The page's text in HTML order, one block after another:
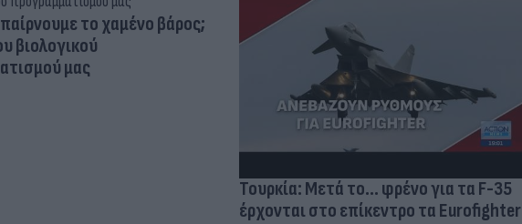
το χαμένο βάρος;
βιολογικού
μας
Τουρκία: Μετά το... φρένο για τα F-35
έρχονται στο επίκεντρο τα Eurofighter